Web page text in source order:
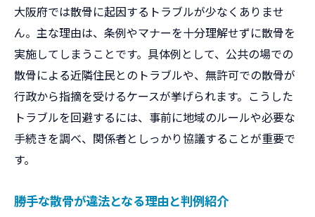
大阪府における散骨許可と手続きの要点
散骨に必要な許可と許可証の取得方法
墓地経営許可判例が与える手続きの注意
行政訴訟判例から学ぶ散骨の手続き実例
納骨堂や墓地の許可処分取消事例の解説
散骨時に確認すべき条例や法律のポイント
納骨堂訴訟判例が教える散骨時の注意点
大阪府では散骨に起因するトラブルが少なくありませ
ん。主な理由は、条例やマナーを十分理解せずに散骨を
実施してしまうことです。具体例として、公共の場での
散骨による近隣住民とのトラブルや、無許可での散骨が
行政から指摘を受けるケースが挙げられます。こうした
トラブルを回避するには、事前に地域のルールや必要な
手続きを調べ、関係者としっかり協議することが重要で
す。
勝手な散骨が違法となる理由と判例紹介